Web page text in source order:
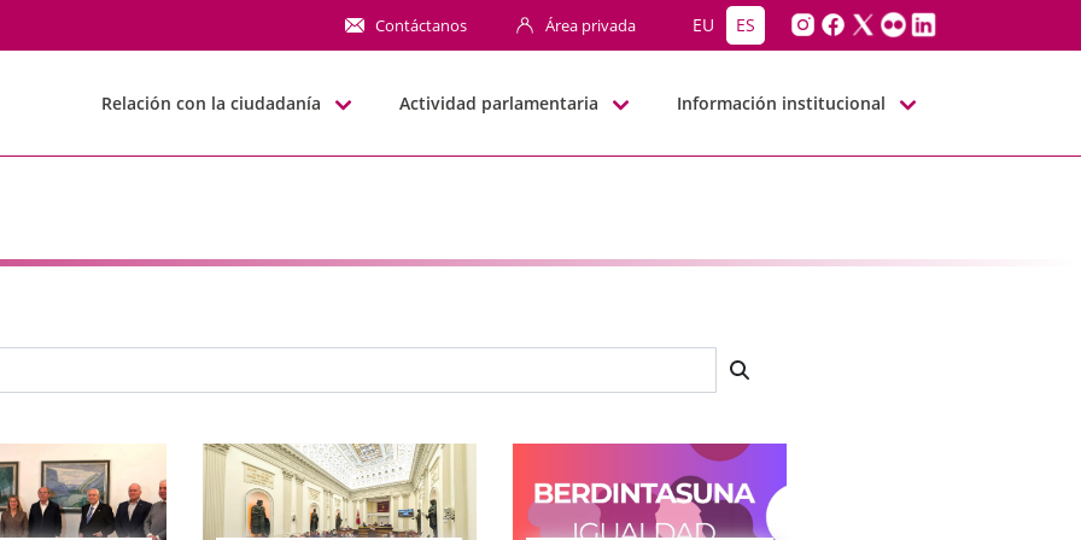
Contáctanos Área privada EU ES
Relación con la ciudadanía Actividad parlamentaria Información institucional
búsqueda